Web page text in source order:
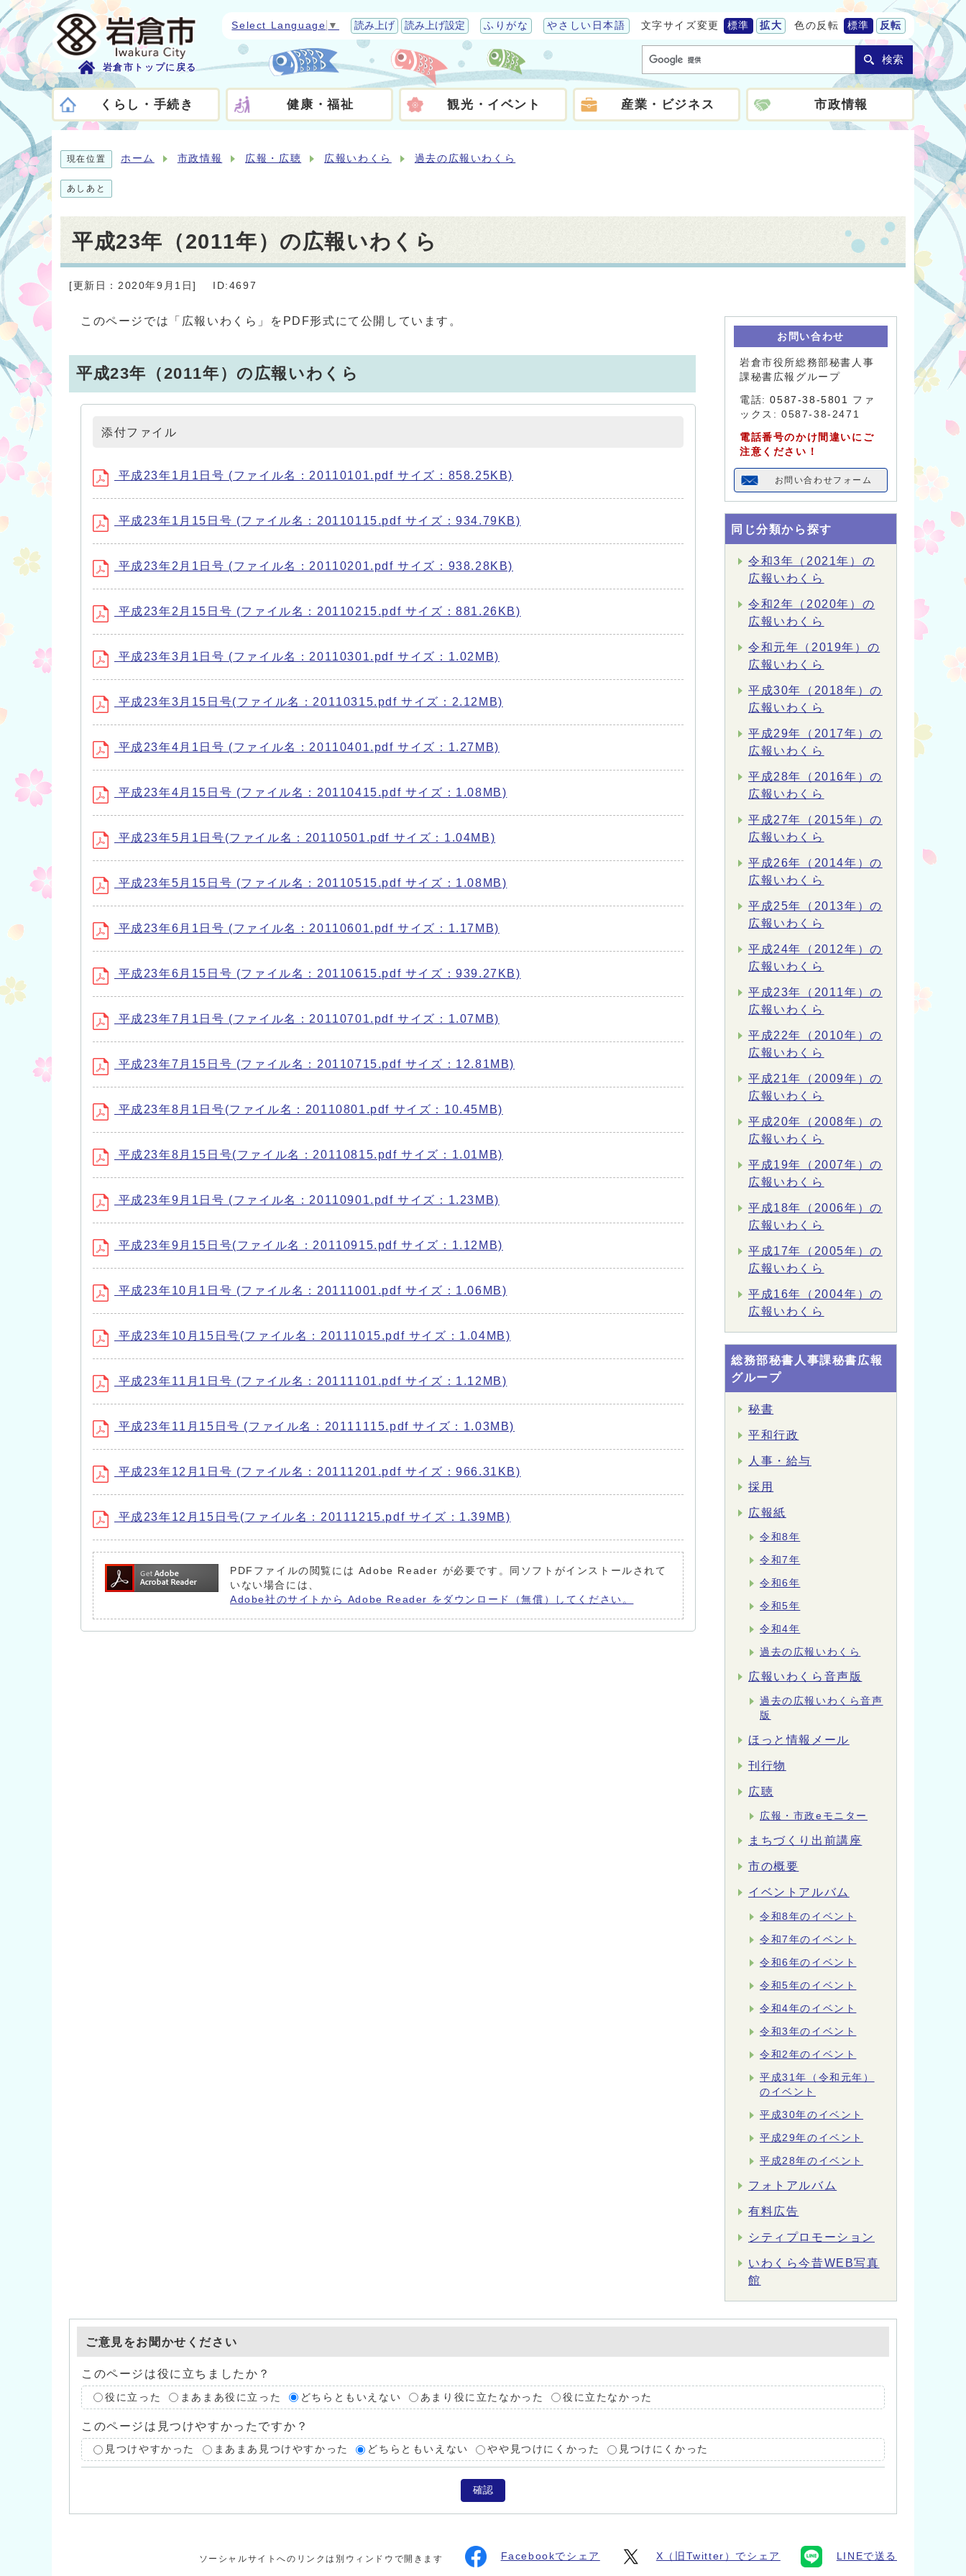
岩倉市トップに戻る
Select Language ▼ 読み上げ 読み上げ設定 ふりがな やさしい日本語 文字サイズ変更 標準 拡大 色の反転 標準 反転
検索
くらし・手続き 健康・福祉 観光・イベント 産業・ビジネス 市政情報
現在位置 ホーム 市政情報 広報・広聴 広報いわくら 過去の広報いわくら
あしあと
平成23年（2011年）の広報いわくら
[更新日：2020年9月1日] ID:4697
このページでは「広報いわくら」をPDF形式にて公開しています。
平成23年（2011年）の広報いわくら
添付ファイル
平成23年1月1日号 (ファイル名：20110101.pdf サイズ：858.25KB)
平成23年1月15日号 (ファイル名：20110115.pdf サイズ：934.79KB)
平成23年2月1日号 (ファイル名：20110201.pdf サイズ：938.28KB)
平成23年2月15日号 (ファイル名：20110215.pdf サイズ：881.26KB)
平成23年3月1日号 (ファイル名：20110301.pdf サイズ：1.02MB)
平成23年3月15日号(ファイル名：20110315.pdf サイズ：2.12MB)
平成23年4月1日号 (ファイル名：20110401.pdf サイズ：1.27MB)
平成23年4月15日号 (ファイル名：20110415.pdf サイズ：1.08MB)
平成23年5月1日号(ファイル名：20110501.pdf サイズ：1.04MB)
平成23年5月15日号 (ファイル名：20110515.pdf サイズ：1.08MB)
平成23年6月1日号 (ファイル名：20110601.pdf サイズ：1.17MB)
平成23年6月15日号 (ファイル名：20110615.pdf サイズ：939.27KB)
平成23年7月1日号 (ファイル名：20110701.pdf サイズ：1.07MB)
平成23年7月15日号 (ファイル名：20110715.pdf サイズ：12.81MB)
平成23年8月1日号(ファイル名：20110801.pdf サイズ：10.45MB)
平成23年8月15日号(ファイル名：20110815.pdf サイズ：1.01MB)
平成23年9月1日号 (ファイル名：20110901.pdf サイズ：1.23MB)
平成23年9月15日号(ファイル名：20110915.pdf サイズ：1.12MB)
平成23年10月1日号 (ファイル名：20111001.pdf サイズ：1.06MB)
平成23年10月15日号(ファイル名：20111015.pdf サイズ：1.04MB)
平成23年11月1日号 (ファイル名：20111101.pdf サイズ：1.12MB)
平成23年11月15日号 (ファイル名：20111115.pdf サイズ：1.03MB)
平成23年12月1日号 (ファイル名：20111201.pdf サイズ：966.31KB)
平成23年12月15日号(ファイル名：20111215.pdf サイズ：1.39MB)
PDFファイルの閲覧には Adobe Reader が必要です。同ソフトがインストールされて
いない場合には、
Adobe社のサイトから Adobe Reader をダウンロード（無償）してください。
お問い合わせ
岩倉市役所総務部秘書人事
課秘書広報グループ
電話:0587-38-5801 ファ
ックス: 0587-38-2471
電話番号のかけ間違いにご
注意ください！
お問い合わせフォーム
同じ分類から探す
令和3年（2021年）の
広報いわくら
令和2年（2020年）の
広報いわくら
令和元年（2019年）の
広報いわくら
平成30年（2018年）の
広報いわくら
平成29年（2017年）の
広報いわくら
平成28年（2016年）の
広報いわくら
平成27年（2015年）の
広報いわくら
平成26年（2014年）の
広報いわくら
平成25年（2013年）の
広報いわくら
平成24年（2012年）の
広報いわくら
平成23年（2011年）の
広報いわくら
平成22年（2010年）の
広報いわくら
平成21年（2009年）の
広報いわくら
平成20年（2008年）の
広報いわくら
平成19年（2007年）の
広報いわくら
平成18年（2006年）の
広報いわくら
平成17年（2005年）の
広報いわくら
平成16年（2004年）の
広報いわくら
総務部秘書人事課秘書広報
グループ
秘書
平和行政
人事・給与
採用
広報紙
令和8年
令和7年
令和6年
令和5年
令和4年
過去の広報いわくら
広報いわくら音声版
過去の広報いわくら音声
版
ほっと情報メール
刊行物
広聴
広報・市政eモニター
まちづくり出前講座
市の概要
イベントアルバム
令和8年のイベント
令和7年のイベント
令和6年のイベント
令和5年のイベント
令和4年のイベント
令和3年のイベント
令和2年のイベント
平成31年（令和元年）
のイベント
平成30年のイベント
平成29年のイベント
平成28年のイベント
フォトアルバム
有料広告
シティプロモーション
いわくら今昔WEB写真
館
ご意見をお聞かせください
このページは役に立ちましたか？
役に立った まあまあ役に立った どちらともいえない あまり役に立たなかった 役に立たなかった
このページは見つけやすかったですか？
見つけやすかった まあまあ見つけやすかった どちらともいえない やや見つけにくかった 見つけにくかった
確認
ソーシャルサイトへのリンクは別ウィンドウで開きます Facebookでシェア X（旧Twitter）でシェア LINEで送る